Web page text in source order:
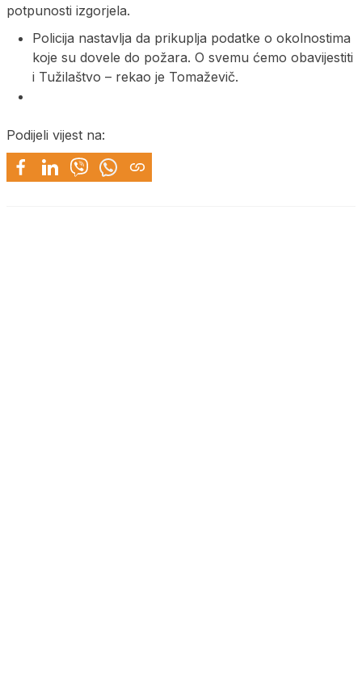
potpunosti izgorjela.
Policija nastavlja da prikuplja podatke o okolnostima
koje su dovele do požara. O svemu ćemo obavijestiti
i Tužilaštvo – rekao je Tomaževič.
Podijeli vijest na: